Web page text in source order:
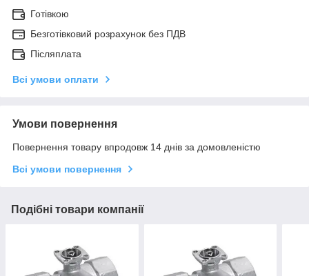
Готівкою
Безготівковий розрахунок без ПДВ
Післяплата
Всі умови оплати
Умови повернення
Повернення товару впродовж 14 днів за домовленістю
Всі умови повернення
Подібні товари компанії